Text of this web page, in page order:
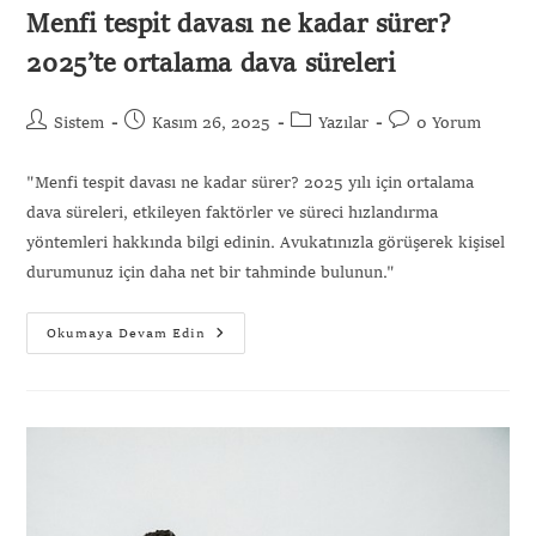
Menfi tespit davası ne kadar sürer?
2025’te ortalama dava süreleri
Sistem Kasım 26, 2025 Yazılar 0 Yorum
"Menfi tespit davası ne kadar sürer? 2025 yılı için ortalama
dava süreleri, etkileyen faktörler ve süreci hızlandırma
yöntemleri hakkında bilgi edinin. Avukatınızla görüşerek kişisel
durumunuz için daha net bir tahminde bulunun."
Okumaya Devam Edin